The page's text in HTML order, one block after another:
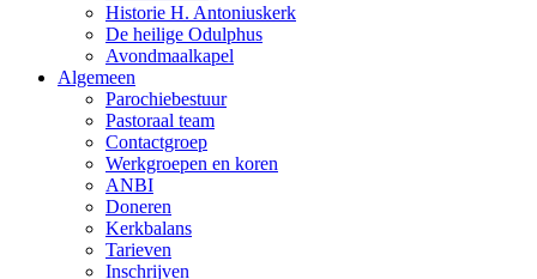
Historie H. Antoniuskerk
De heilige Odulphus
Avondmaalkapel
Algemeen
Parochiebestuur
Pastoraal team
Contactgroep
Werkgroepen en koren
ANBI
Doneren
Kerkbalans
Tarieven
Inschrijven